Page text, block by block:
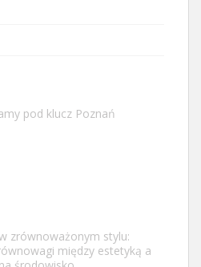
pod klucz Poznań
zrównoważonym stylu:
między estetyką a